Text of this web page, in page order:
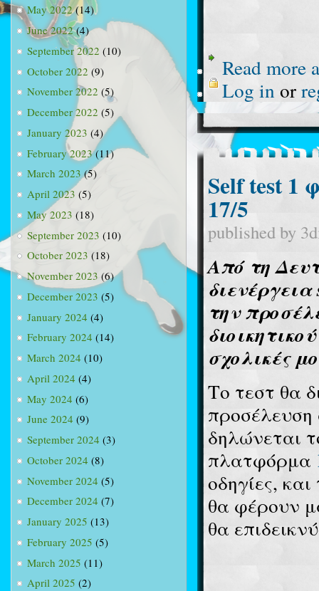
May 2022(14)
June 2022(4)
September 2022 (10)
October 2022 (9)
November 2022 (5)
December 2022 (5)
January 2023 (4)
February 2023(11)
March 2023(5)
April 2023 (5)
May 2023 (18)
September 2023 (10)
October 2023 (18)
November 2023 (6)
December 2023 (5)
January 2024 (4)
February 2024 (14)
March 2024 (10)
April 2024 (4)
May 2024 (6)
June 2024 (9)
September 2024 (3)
October 2024 (8)
November 2024 (5)
December 2024 (7)
January 2025 (13)
February 2025 (5)
March 2025 (11)
April 2025 (2)
Read more
Log in or
Self test 1
17/5
published by
Από τη
την
σχολικές
Το τεστ θα
προσέλευση
δηλώνεται
πλατφόρμα
οδηγίες,
θα φέρουν
θα